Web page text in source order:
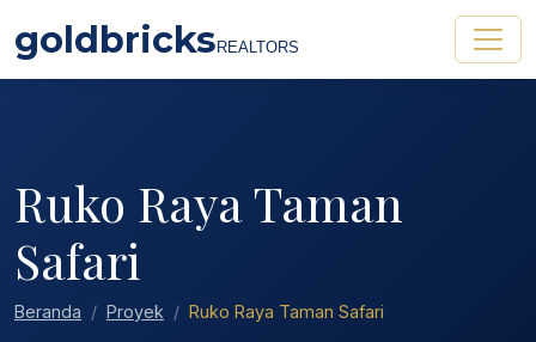
goldbricksREALTORS
Ruko Raya Taman
Safari
Beranda Proyek Ruko Raya Taman Safari